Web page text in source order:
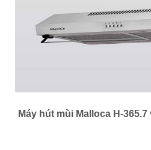
Máy hút mùi Malloca H-